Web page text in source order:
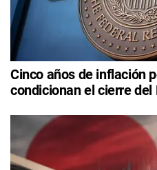
Cinco años de inflación
condicionan el cierre del